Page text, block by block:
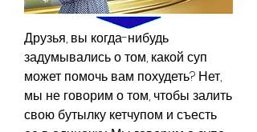
Друзья, вы когда-нибудь
задумывались о том, какой суп
может помочь вам похудеть? Нет,
мы не говорим о том, чтобы залить
свою бутылку кетчупом и съесть